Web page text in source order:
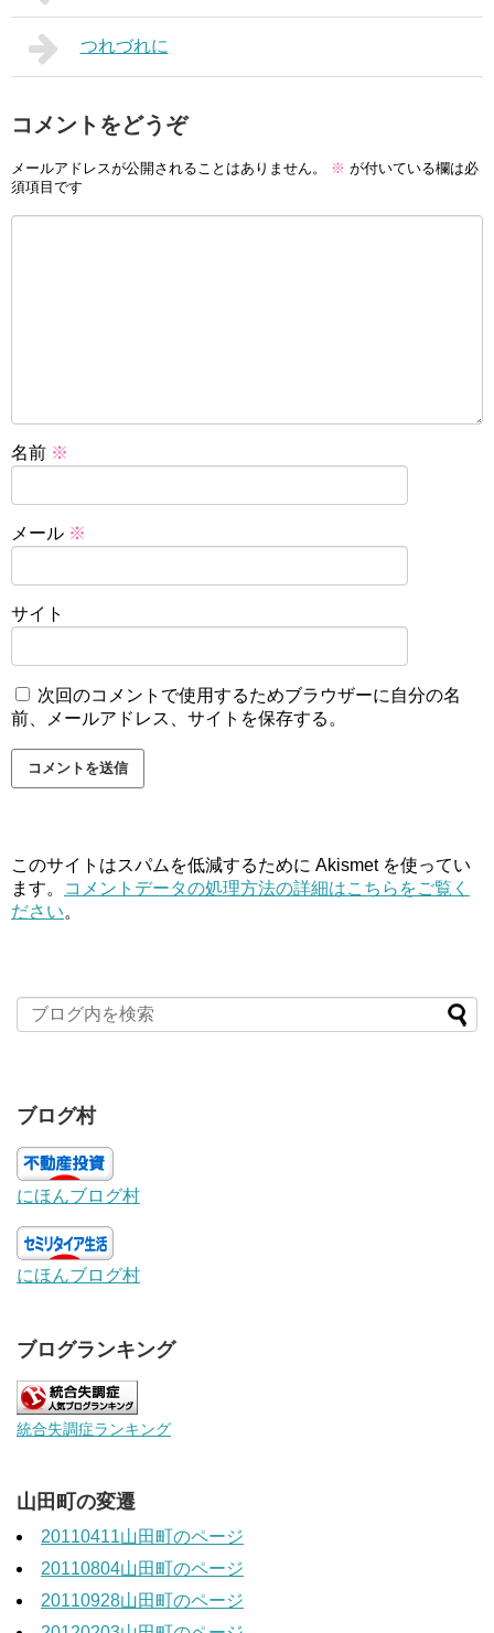
つれづれに
コメントをどうぞ
メールアドレスが公開されることはありません。 ※ が付いている欄は必
須項目です
名前 ※
メール ※
サイト
次回のコメントで使用するためブラウザーに自分の名
前、メールアドレス、サイトを保存する。
このサイトはスパムを低減するために Akismet を使ってい
ます。
コメントデータの処理方法の詳細はこちらをご覧く
ださい。
ブログ村
にほんブログ村
にほんブログ村
ブログランキング
統合失調症ランキング
山田町の変遷
20110411山田町のページ
20110804山田町のページ
20110928山田町のページ